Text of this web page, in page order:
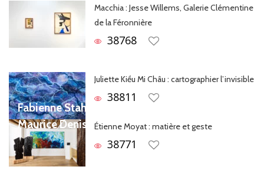
Macchia : Jesse Willems, Galerie Clémentine
de la Féronnière
38768
Juliette Kiều Mi Châu : cartographier l’invisible
38811
Étienne Moyat : matière et geste
38771
Fabienne Stahl, en perpétuel dialogue avec
Maurice Denis